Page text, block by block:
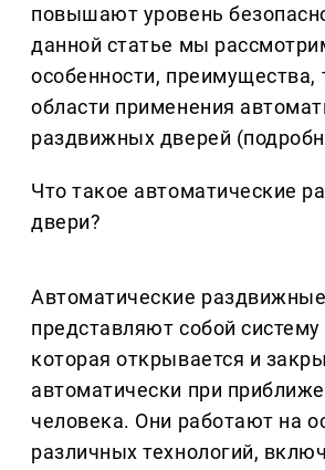
повышают уровень
данной статье мы
особенности, преимущества,
области применения
раздвижных дверей
Что такое автоматические
двери?
Автоматические
представляют собой систему
которая открывается и
автоматически при
человека. Они работают на
различных технологий,